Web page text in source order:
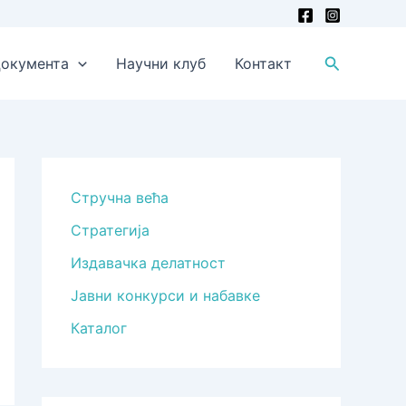
Научни клуб Контакт Претрага
Стручна већа
Стратегија
Издавачка делатност
Јавни конкурси и набавке
Каталог